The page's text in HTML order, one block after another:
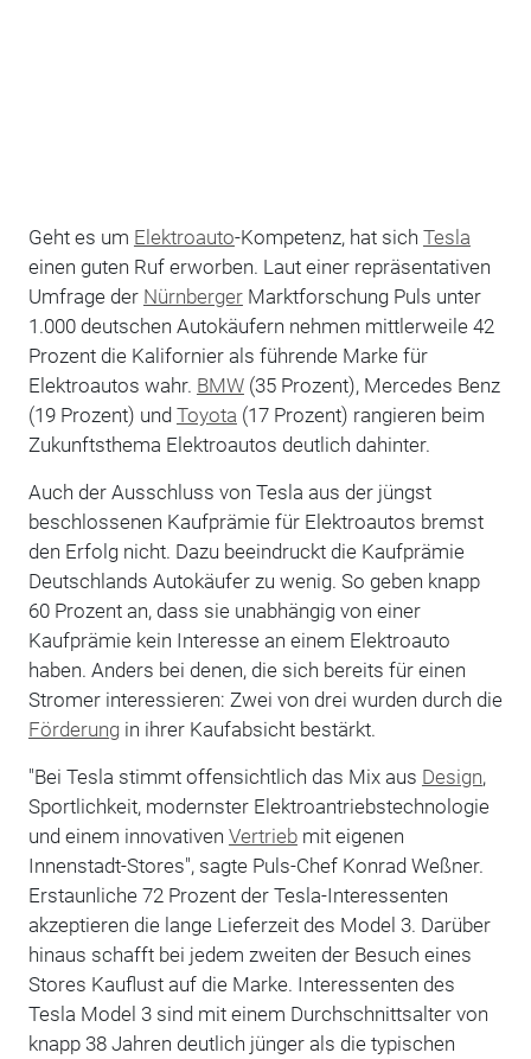
Geht es um Elektroauto-Kompetenz, hat sich Tesla
einen guten Ruf erworben. Laut einer repräsentativen
Umfrage der NürnbergerMarktforschung Puls unter
1.000 deutschen Autokäufern nehmen mittlerweile 42
Prozent die Kalifornier als führende Marke für
Elektroautos wahr. BMW(35 Prozent), Mercedes Benz
(19 Prozent) und Toyota (17 Prozent) rangieren beim
Zukunftsthema Elektroautos deutlich dahinter.
Auch der Ausschluss von Tesla aus der jüngst
beschlossenen Kaufprämie für Elektroautos bremst
den Erfolg nicht. Dazu beeindruckt die Kaufprämie
Deutschlands Autokäufer zu wenig. So geben knapp
60 Prozent an, dass sie unabhängig von einer
Kaufprämie kein Interesse an einem Elektroauto
haben. Anders bei denen, die sich bereits für einen
Stromer interessieren: Zwei von drei wurden durch die
Förderungin ihrer Kaufabsicht bestärkt.
"Bei Tesla stimmt offensichtlich das Mix aus Design,
Sportlichkeit, modernster Elektroantriebstechnologie
und einem innovativen Vertriebmit eigenen
Innenstadt-Stores", sagte Puls-Chef Konrad Weßner.
Erstaunliche 72 Prozent der Tesla-Interessenten
akzeptieren die lange Lieferzeit des Model 3. Darüber
hinaus schafft bei jedem zweiten der Besuch eines
Stores Kauflust auf die Marke. Interessenten des
Tesla Model 3 sind mit einem Durchschnittsalter von
knapp 38 Jahren deutlich jünger als die typischen